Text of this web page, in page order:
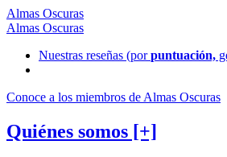
Almas Oscuras
Almas Oscuras
Nuestras reseñas (porpuntuación,
Conoce a los miembros de Almas Oscuras
Quiénes somos [+]